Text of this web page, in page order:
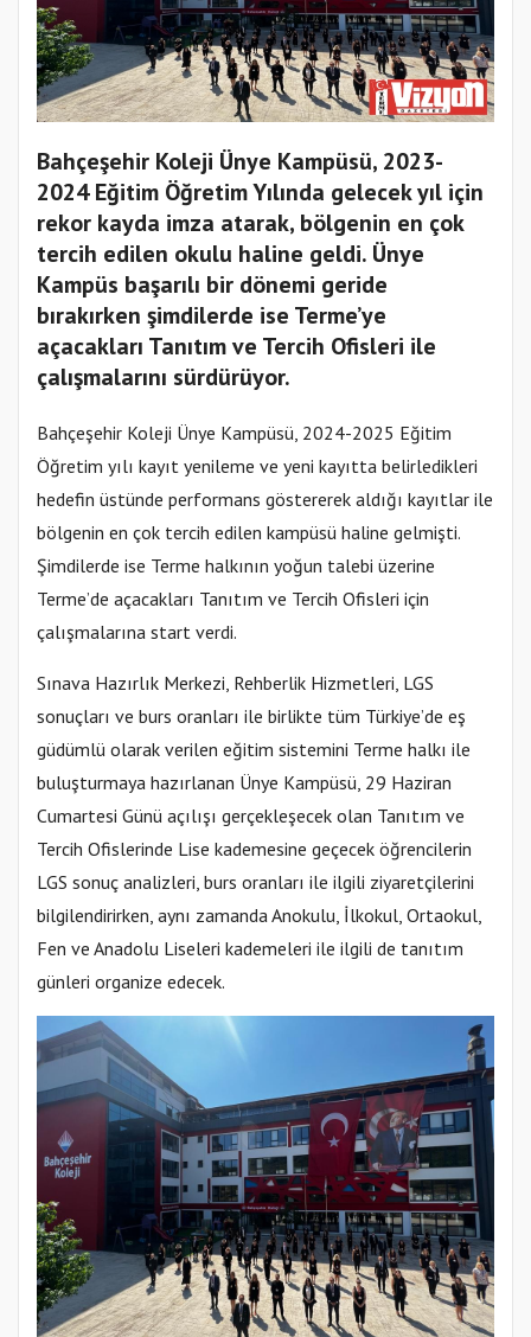
Bahçeşehir Koleji Ünye Kampüsü, 2023-
2024 Eğitim Öğretim Yılında gelecek yıl için
rekor kayda imza atarak, bölgenin en çok
tercih edilen okulu haline geldi. Ünye
Kampüs başarılı bir dönemi geride
bırakırken şimdilerde ise Terme’ye
açacakları Tanıtım ve Tercih Ofisleri ile
çalışmalarını sürdürüyor.
Bahçeşehir Koleji Ünye Kampüsü, 2024-2025 Eğitim
Öğretim yılı kayıt yenileme ve yeni kayıtta belirledikleri
hedefin üstünde performans göstererek aldığı kayıtlar ile
bölgenin en çok tercih edilen kampüsü haline gelmişti.
Şimdilerde ise Terme halkının yoğun talebi üzerine
Terme’de açacakları Tanıtım ve Tercih Ofisleri için
çalışmalarına start verdi.
Sınava Hazırlık Merkezi, Rehberlik Hizmetleri, LGS
sonuçları ve burs oranları ile birlikte tüm Türkiye’de eş
güdümlü olarak verilen eğitim sistemini Terme halkı ile
buluşturmaya hazırlanan Ünye Kampüsü, 29 Haziran
Cumartesi Günü açılışı gerçekleşecek olan Tanıtım ve
Tercih Ofislerinde Lise kademesine geçecek öğrencilerin
LGS sonuç analizleri, burs oranları ile ilgili ziyaretçilerini
bilgilendirirken, aynı zamanda Anokulu, İlkokul, Ortaokul,
Fen ve Anadolu Liseleri kademeleri ile ilgili de tanıtım
günleri organize edecek.